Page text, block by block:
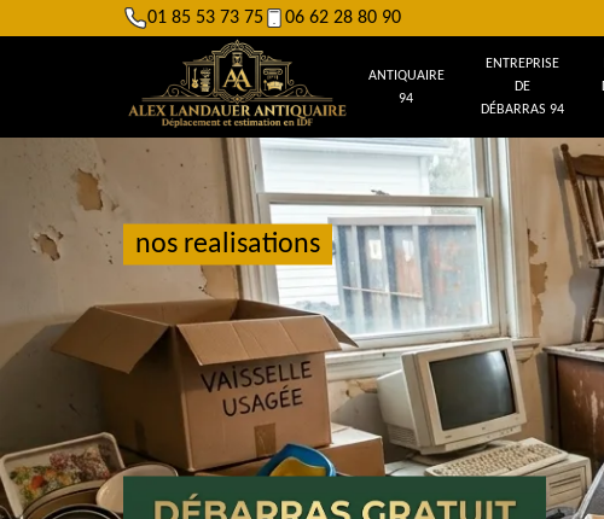
01 85 53 73 75 06 62 28 80 90
ANTIQUAIRE
94
ENTREPRISE
DE
DÉBARRAS 94
nos realisations